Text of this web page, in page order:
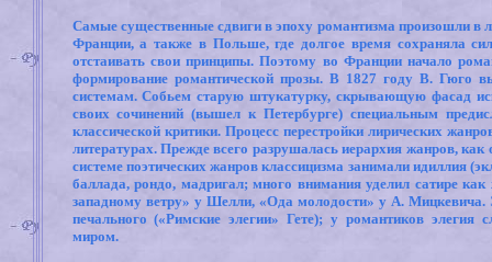
Самые существенные сдвиги в эпоху романтизма произошли в
Франции, а также в Польше, где долгое время сохраняла
отстаивать свои принципы. Поэтому во Франции начало
формирование романтической прозы. В 1827 году В. Гюго
системам. Собьем старую штукатурку, скрывающую фасад
своих сочинений (вышел к Петербурге) специальным
классической критики. Процесс перестройки лирических
литературах. Прежде всего разрушалась иерархия жанров,
системе поэтических жанров классицизма занимали идиллия
баллада, рондо, мадригал; много внимания уделил сатире
западному ветру» у Шелли, «Ода молодости» у А.
печального («Римские элегии» Гете); у романтиков
миром.